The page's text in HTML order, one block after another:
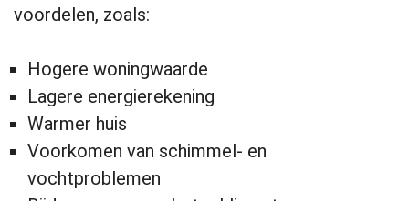
voordelen, zoals:
Hogere woningwaarde
Lagere energierekening
Warmer huis
Voorkomen van schimmel- en
vochtproblemen